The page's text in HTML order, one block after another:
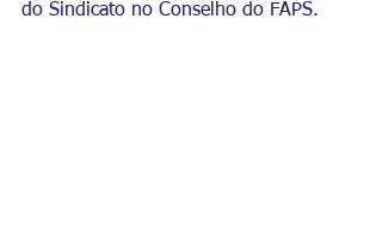
do Sindicato no Conselho do FAPS.